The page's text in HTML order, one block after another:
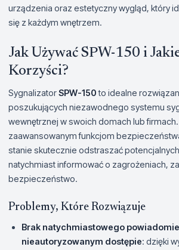
urządzenia oraz estetyczny wygląd, który
się z każdym wnętrzem.
Jak Używać SPW-150 i
Korzyści?
SygnalizatorSPW-150to idealne
poszukujących niezawodnego systemu
wewnętrznej w swoich domach lub firmach.
zaawansowanym funkcjom
stanie skutecznie odstraszać
natychmiast informować o zagrożeniach,
bezpieczeństwo.
Problemy, Które Rozwiązuje
Brak natychmiastowego
nieautoryzowanym dostępie: dzięki